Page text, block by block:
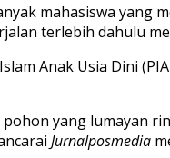
mahasiswa yang
terlebih dahulu
Anak Usia Dini (P
yang lumayan
Jurnalposmedia